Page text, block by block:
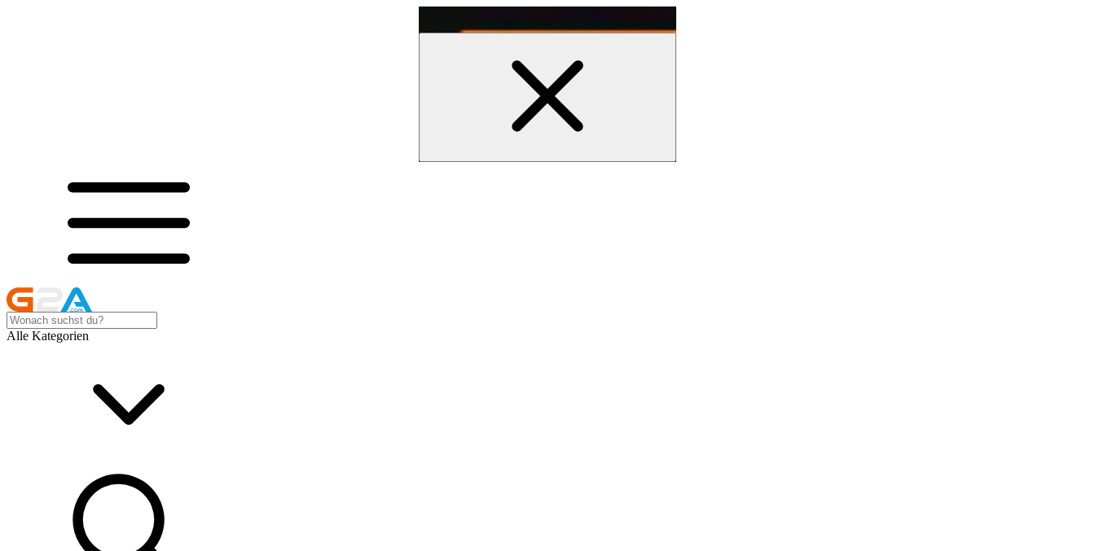
Alle Kategorien